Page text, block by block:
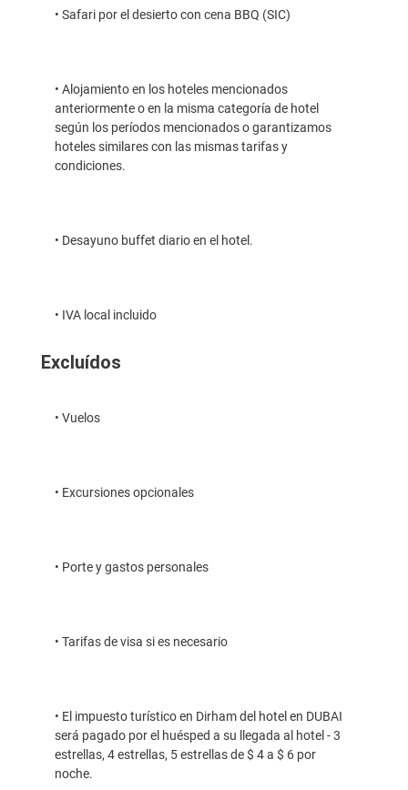
• Safari por el desierto con cena BBQ (SIC)
• Alojamiento en los hoteles mencionados
anteriormente o en la misma categoría de hotel
según los períodos mencionados o garantizamos
hoteles similares con las mismas tarifas y
condiciones.
• Desayuno buffet diario en el hotel.
• IVA local incluido
Excluídos
• Vuelos
• Excursiones opcionales
• Porte y gastos personales
• Tarifas de visa si es necesario
• El impuesto turístico en Dirham del hotel en DUBAI
será pagado por el huésped a su llegada al hotel - 3
estrellas, 4 estrellas, 5 estrellas de $ 4 a $ 6 por
noche.